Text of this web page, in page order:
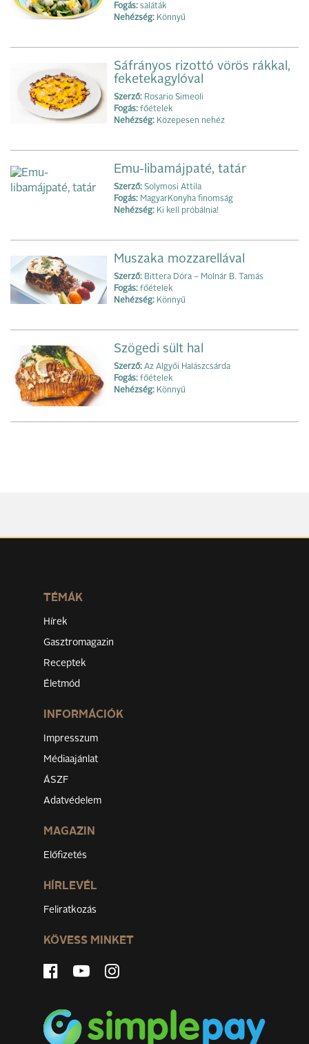
Fogás: saláták
Nehézség: Könnyű
Sáfrányos rizottó vörös rákkal,
feketekagylóval
Szerző: Rosario Simeoli
Fogás: főételek
Nehézség: Közepesen nehéz
Emu-libamájpaté, tatár
Szerző: Solymosi Attila
Fogás: MagyarKonyha finomság
Nehézség: Ki kell próbálnia!
Muszaka mozzarellával
Szerző: Bittera Dóra – Molnár B. Tamás
Fogás: főételek
Nehézség: Könnyű
Szögedi sült hal
Szerző: Az Algyői Halászcsárda
Fogás: főételek
Nehézség: Könnyű
TÉMÁK
Hírek
Gasztromagazin
Receptek
Életmód
INFORMÁCIÓK
Impresszum
Médiaajánlat
ÁSZF
Adatvédelem
MAGAZIN
Előfizetés
HÍRLEVÉL
Feliratkozás
KÖVESS MINKET